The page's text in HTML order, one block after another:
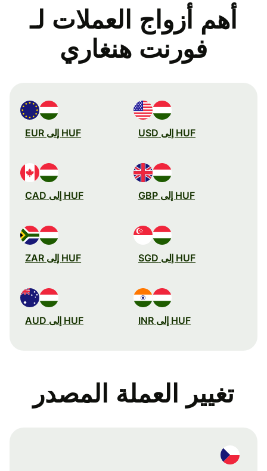
أهم أزواج العملات لـ
فورنت هنغاري
HUF إلى USD HUF إلى EUR
HUF إلى GBP HUF إلى CAD
HUF إلى SGD HUF إلى ZAR
HUF إلى INR HUF إلى AUD
تغيير العملة المصدر